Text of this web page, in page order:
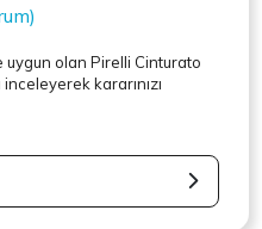
uygun olanPirelli Cinturato
kararınızı